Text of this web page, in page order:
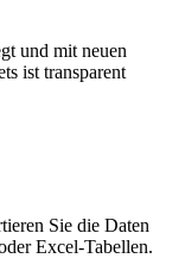
und mit neuen
ist transparent
Sie die Daten
Excel-Tabellen.